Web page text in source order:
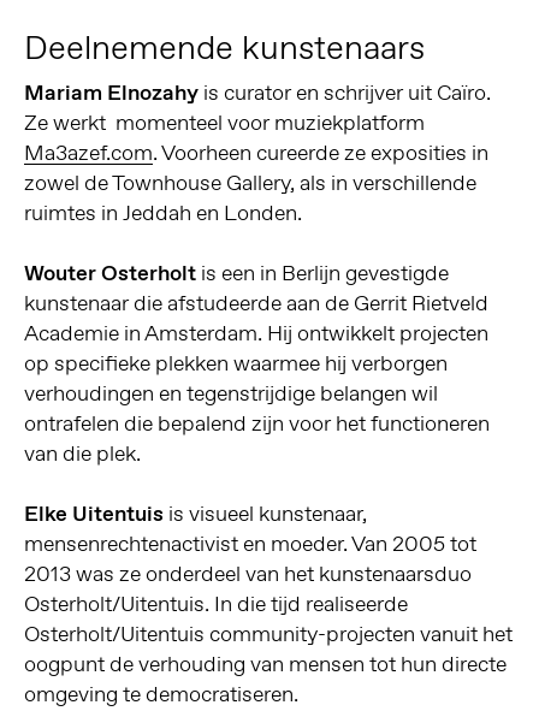
Deelnemende kunstenaars
Mariam Elnozahyis curator en schrijver uit Caïro.
Ze werkt momenteel voor muziekplatform
Ma3azef.com. Voorheen cureerde ze exposities in
zowel de Townhouse Gallery, als in verschillende
ruimtes in Jeddah en Londen.
Wouter Osterholtis een in Berlijn gevestigde
kunstenaar die afstudeerde aan de Gerrit Rietveld
Academie in Amsterdam. Hij ontwikkelt projecten
op specifieke plekken waarmee hij verborgen
verhoudingen en tegenstrijdige belangen wil
ontrafelen die bepalend zijn voor het functioneren
van die plek.
Elke Uitentuis is visueel kunstenaar,
mensenrechtenactivist en moeder. Van 2005 tot
2013 was ze onderdeel van het kunstenaarsduo
Osterholt/Uitentuis. In die tijd realiseerde
Osterholt/Uitentuis community-projecten vanuit het
oogpunt de verhouding van mensen tot hun directe
omgeving te democratiseren.